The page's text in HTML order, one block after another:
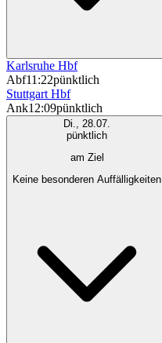
Karlsruhe Hbf
Abf11:22pünktlich
Stuttgart Hbf
Ank12:09pünktlich
Di., 28.07.
pünktlich
am Ziel
Keine besonderen Auffälligkeiten